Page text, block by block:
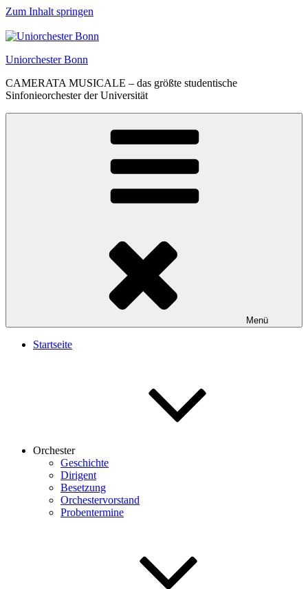
Zum Inhalt springen
Uniorchester Bonn
CAMERATA MUSICALE – das größte studentische
Sinfonieorchester der Universität
Menü
Startseite
Orchester
Geschichte
Dirigent
Besetzung
Orchestervorstand
Probentermine